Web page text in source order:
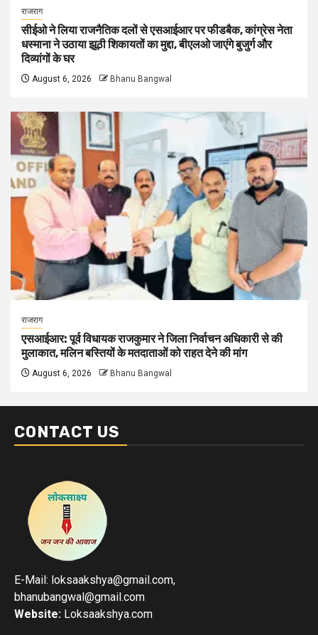
राजराग
सीईओ ने लिया राजनैतिक दलों से एसआईआर पर फीडबैक, कांग्रेस नेता
धस्माना ने उठाया झूठी शिकायतों का मुद्दा, बीएलओ जाएंगे बुजुर्ग और
दिव्यांगों के घर
August 6, 2026 Bhanu Bangwal
राजराग
एसआईआर: पूर्व विधायक राजकुमार ने जिला निर्वाचन अधिकारी से की
मुलाकात, मलिन बस्तियों के मतदाताओं को राहत देने की मांग
August 6, 2026 Bhanu Bangwal
CONTACT US
E-Mail: loksaakshya@gmail.com,
bhanubangwal@gmail.com
Website: Loksaakshya.com